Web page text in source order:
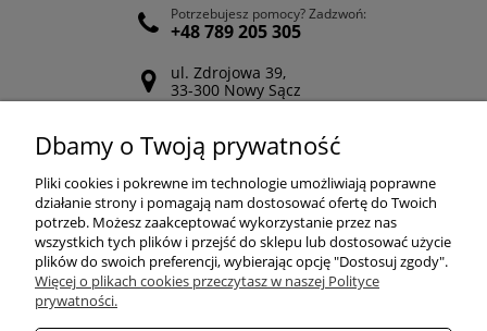
Potrzebujesz pomocy? Zadzwoń:
+48 789 205 305
ul. Zdrojowa 39,
33-300 Nowy Sącz
Odwiedź nasz Facebook
POMOC
ZAKUPY
Dbamy o Twoją prywatność
Pliki cookies i pokrewne im technologie umożliwiają poprawne
działanie strony i pomagają nam dostosować ofertę do Twoich
potrzeb. Możesz zaakceptować wykorzystanie przez nas
wszystkich tych plików i przejść do sklepu lub dostosować użycie
plików do swoich preferencji, wybierając opcję "Dostosuj zgody".
Więcej o plikach cookies przeczytasz w naszej Polityce
prywatności.